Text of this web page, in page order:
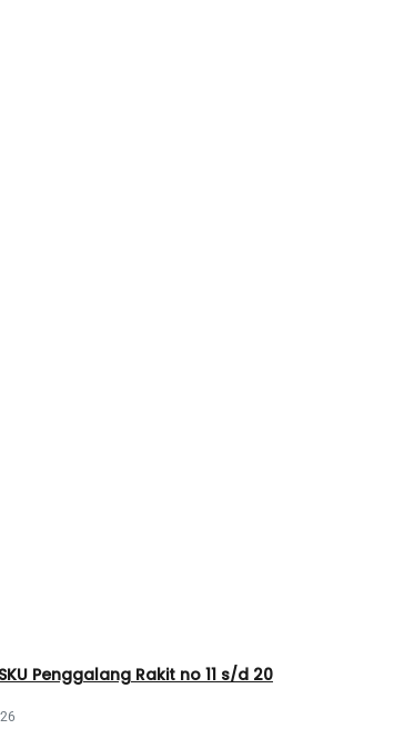
Penggalang Rakit no 11 s/d 20